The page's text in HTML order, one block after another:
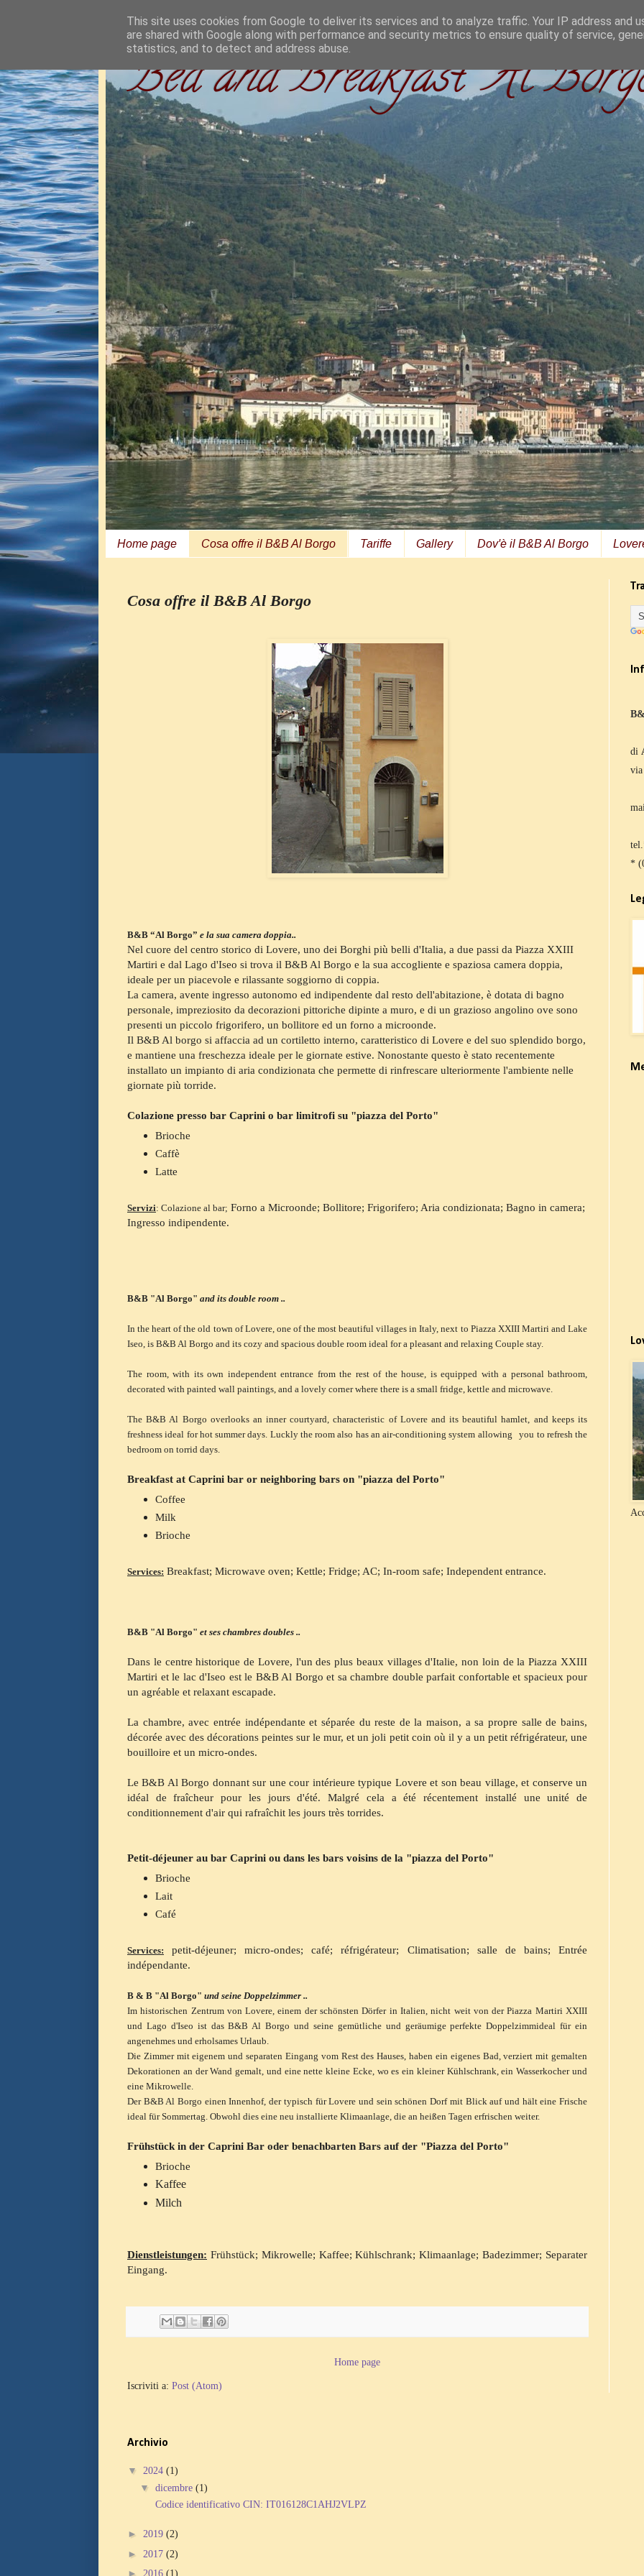
Bed and Breakfast "Al
Home page Cosa offre il B&B Al Borgo Tariffe Gallery Dov'è il B&B Al Borgo
Cosa offre il B&B Al Borgo
B&B “Al Borgo” e la sua camera doppia..
Nel cuore del centro storico di Lovere, uno dei Borghi più belli d'Italia, a due passi da Piazza XXIII
Martiri e dal Lago d'Iseo si trova il B&B Al Borgo e la sua accogliente e spaziosa camera doppia,
ideale per un piacevole e rilassante soggiorno di coppia.
La camera, avente ingresso autonomo ed indipendente dal resto dell'abitazione, è dotata di bagno
personale, impreziosito da decorazioni pittoriche dipinte a muro, e di un grazioso angolino ove sono
presenti un piccolo frigorifero, un bollitore ed un forno a microonde.
Il B&B Al borgo si affaccia ad un cortiletto interno, caratteristico di Lovere e del suo splendido borgo,
e mantiene una freschezza ideale per le giornate estive. Nonostante questo è stato recentemente
installato un impianto di aria condizionata che permette di rinfrescare ulteriormente l'ambiente nelle
giornate più torride.
Colazione presso bar Caprini o bar limitrofi su "piazza del Porto"
Brioche
Caffè
Latte
Servizi: Colazione al bar; Forno a Microonde; Bollitore; Frigorifero; Aria condizionata; Bagno in camera;
Ingresso indipendente.
B&B "Al Borgo" and its double room ..
In the heart of the old town of Lovere, one of the most beautiful villages in Italy, next to Piazza XXIII Martiri and Lake
Iseo, is B&B Al Borgo and its cozy and spacious double room ideal for a pleasant and relaxing Couple stay.
The room, with its own independent entrance from the rest of the house, is equipped with a personal bathroom,
decorated with painted wall paintings, and a lovely corner where there is a small fridge, kettle and microwave.
The B&B Al Borgo overlooks an inner courtyard, characteristic of Lovere and its beautiful hamlet, and keeps its
freshness ideal for hot summer days. Luckly the room also has an air-conditioning system allowing you to refresh the
bedroom on torrid days.
Breakfast at Caprini bar or neighboring bars on "piazza del Porto"
Coffee
Milk
Brioche
Services: Breakfast; Microwave oven; Kettle; Fridge; AC; In-room safe; Independent entrance.
B&B "Al Borgo" et ses chambres doubles ..
Dans le centre historique de Lovere, l'un des plus beaux villages d'Italie, non loin de la Piazza XXIII
Martiri et le lac d'Iseo est le B&B Al Borgo et sa chambre double parfait confortable et spacieux pour
un agréable et relaxant escapade.
La chambre, avec entrée indépendante et séparée du reste de la maison, a sa propre salle de bains,
décorée avec des décorations peintes sur le mur, et un joli petit coin où il y a un petit réfrigérateur, une
bouilloire et un micro-ondes.
Le B&B Al Borgo donnant sur une cour intérieure typique Lovere et son beau village, et conserve un
idéal de fraîcheur pour les jours d'été. Malgré cela a été récentement installé une unité de
conditionnement d'air qui rafraîchit les jours très torrides.
Petit-déjeuner au bar Caprini ou dans les bars voisins de la "piazza del Porto"
Brioche
Lait
Café
Services:
petit-déjeuner; micro-ondes; café; réfrigérateur; Climatisation; salle de bains; Entrée
indépendante.
B & B "Al Borgo" und seine Doppelzimmer ..
Im historischen Zentrum von Lovere, einem der schönsten Dörfer in Italien, nicht weit von der Piazza Martiri XXIII
und Lago d'Iseo ist das B&B Al Borgo und seine gemütliche und geräumige perfekte Doppelzimmideal für ein
angenehmes und erholsames Urlaub
Die Zimmer mit eigenem und separaten Eingang vom Rest des Hauses, haben ein eigenes Bad, verziert mit gemalten
Dekorationen an der Wand gemalt, und eine nette kleine Ecke, wo es ein kleiner Kühlschrank, ein Wasserkocher und
eine Mikrowelle.
Der B&B Al Borgo einen Innenhof, der typisch für Lovere und sein schönen Dorf mit Blick auf und hält eine Frische
ideal für Sommertag. Obwohl dies eine neu installierte Klimaanlage, die an heißen Tagen erfrischen weiter.
Frühstück in der Caprini Bar oder benachbarten Bars auf der "Piazza del Porto"
Brioche
Kaffee
Milch
Dienstleistungen: Frühstück; Mikrowelle; Kaffee; Kühlschrank; Klimaanlage; Badezimmer; Separater
Eingang.
Home page
Iscriviti a: Post (Atom)
di
via
*
Archivio
▼ 2024 (1)
▼ dicembre (1)
Codice identificativo CIN: IT016128C1AHJ2VLPZ
► 2019 (2)
► 2017 (2)
► 2016 (1)
This site uses cookies from Google to deliver its services and to analyze traffic. Your IP address and
are shared with Google along with performance and security metrics to ensure quality of service,
statistics, and to detect and address abuse.